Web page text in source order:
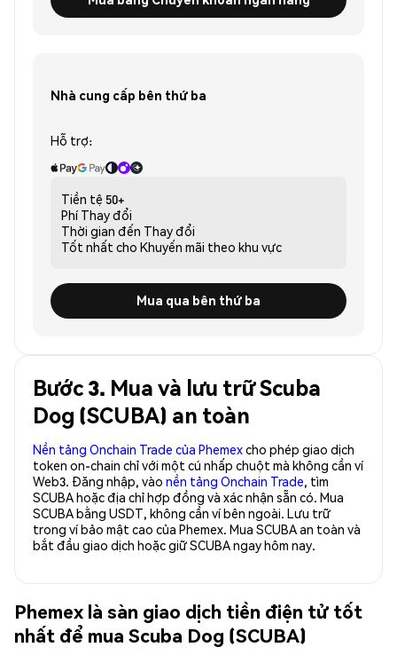
Nhà cung cấp bên thứ ba
Hỗ trợ:
Tiền tệ 50+
Phí Thay đổi
Thời gian đến Thay đổi
Tốt nhất cho Khuyến mãi theo khu vực
Mua qua bên thứ ba
Bước 3. Mua và lưu trữ Scuba
Dog (SCUBA) an toàn
Nền tảng Onchain Trade của Phemexcho phép giao dịch
token on-chain chỉ với một cú nhấp chuột mà không cần ví
Web3. Đăng nhập, vào nền tảng Onchain Trade, tìm
SCUBA hoặc địa chỉ hợp đồng và xác nhận sẵn có. Mua
SCUBA bằng USDT, không cần ví bên ngoài. Lưu trữ
trong ví bảo mật cao của Phemex. Mua SCUBA an toàn và
bắt đầu giao dịch hoặc giữ SCUBA ngay hôm nay.
Phemex là sàn giao dịch tiền điện tử tốt
nhất để mua Scuba Dog (SCUBA)